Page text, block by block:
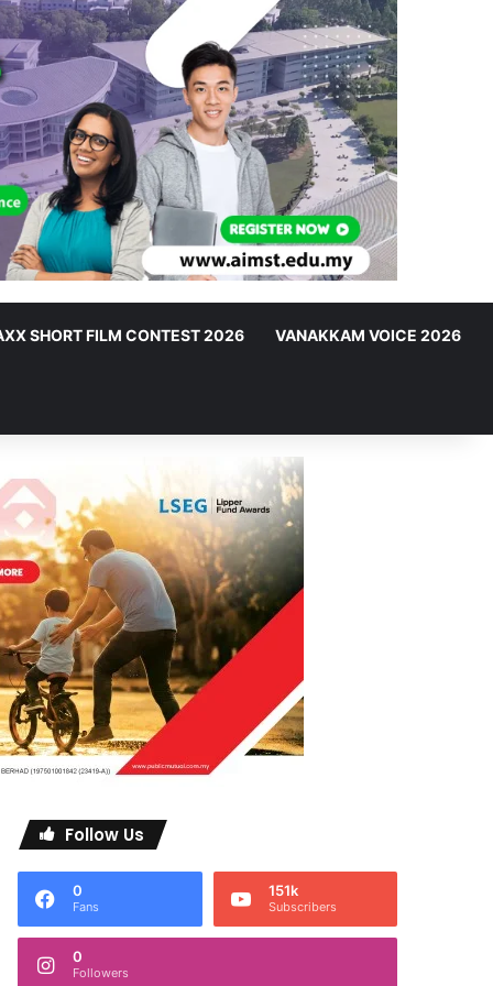
SHORT FILM CONTEST 2026 VANAKKAM VOICE 2026
Follow Us
0
Fans
151k
Subscribers
0
Followers